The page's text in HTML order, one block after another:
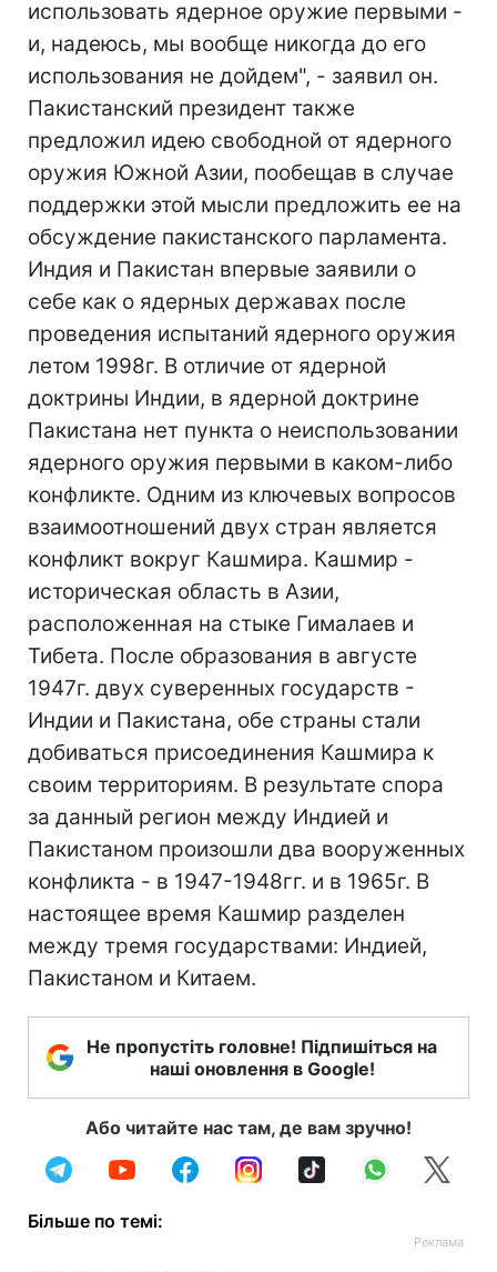
использовать ядерное оружие первыми -
и, надеюсь, мы вообще никогда до его
использования не дойдем", - заявил он.
Пакистанский президент также
предложил идею свободной от ядерного
оружия Южной Азии, пообещав в случае
поддержки этой мысли предложить ее на
обсуждение пакистанского парламента.
Индия и Пакистан впервые заявили о
себе как о ядерных державах после
проведения испытаний ядерного оружия
летом 1998г. В отличие от ядерной
доктрины Индии, в ядерной доктрине
Пакистана нет пункта о неиспользовании
ядерного оружия первыми в каком-либо
конфликте. Одним из ключевых вопросов
взаимоотношений двух стран является
конфликт вокруг Кашмира. Кашмир -
историческая область в Азии,
расположенная на стыке Гималаев и
Тибета. После образования в августе
1947г. двух суверенных государств -
Индии и Пакистана, обе страны стали
добиваться присоединения Кашмира к
своим территориям. В результате спора
за данный регион между Индией и
Пакистаном произошли два вооруженных
конфликта - в 1947-1948гг. и в 1965г. В
настоящее время Кашмир разделен
между тремя государствами: Индией,
Пакистаном и Китаем.
Не пропустіть головне! Підпишіться на
наші оновлення в Google!
Або читайте нас там, де вам зручно!
Більше по темі: